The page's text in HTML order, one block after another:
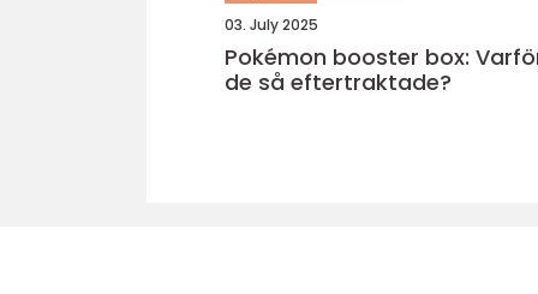
03. July 2025
Pokémon booster box:
de så eftertraktade?